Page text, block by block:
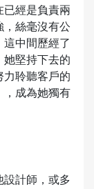
已經是負責兩
，絲毫沒有公
中間歷經了
她堅持下去的
力聆聽客戶的
，成為她獨有
設計師，或多